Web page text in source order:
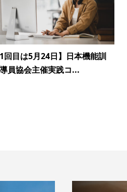
1回目は5月24日】日本機能訓
員協会主催実践コ...